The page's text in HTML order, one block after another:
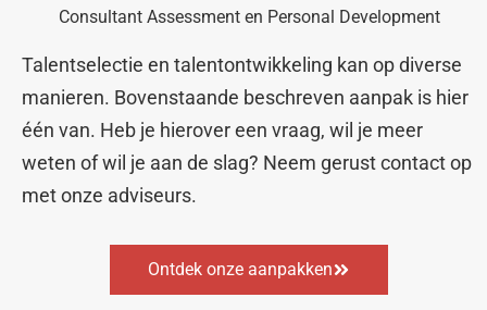
Consultant Assessment en Personal Development
Talentselectie en talentontwikkeling kan op diverse
manieren. Bovenstaande beschreven aanpak is hier
één van. Heb je hierover een vraag, wil je meer
weten of wil je aan de slag? Neem gerust contact op
met onze adviseurs.
Ontdek onze aanpakken